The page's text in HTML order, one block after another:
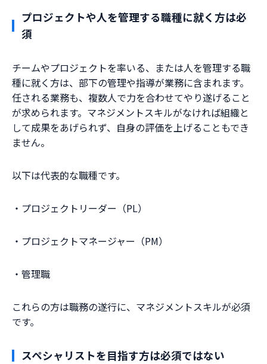
プロジェクトや人を管理する職種に就く方は必
須
チームやプロジェクトを率いる、または人を管理する職
種に就く方は、部下の管理や指導が業務に含まれます。
任される業務も、複数人で力を合わせてやり遂げること
が求められます。マネジメントスキルがなければ組織と
して成果をあげられず、自身の評価を上げることもでき
ません。
以下は代表的な職種です。
・プロジェクトリーダー（PL）
・プロジェクトマネージャー（PM）
・管理職
これらの方は職務の遂行に、マネジメントスキルが必須
です。
スペシャリストを目指す方は必須ではない